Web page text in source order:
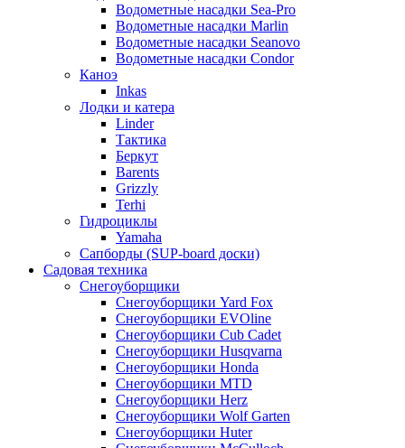
Водометные насадки Sea-Pro
Водометные насадки Marlin
Водометные насадки Seanovo
Водометные насадки Condor
Каноэ
Inkas
Лодки и катера
Linder
Тактика
Беркут
Barents
Grizzly
Terhi
Гидроциклы
Yamaha
Сапборды (SUP-board доски)
Садовая техника
Снегоуборщики
Снегоуборщики Yard Fox
Снегоуборщики EVOline
Снегоуборщики Cub Cadet
Снегоуборщики Husqvarna
Снегоуборщики Honda
Снегоуборщики MTD
Снегоуборщики Herz
Снегоуборщики Wolf Garten
Снегоуборщики Huter